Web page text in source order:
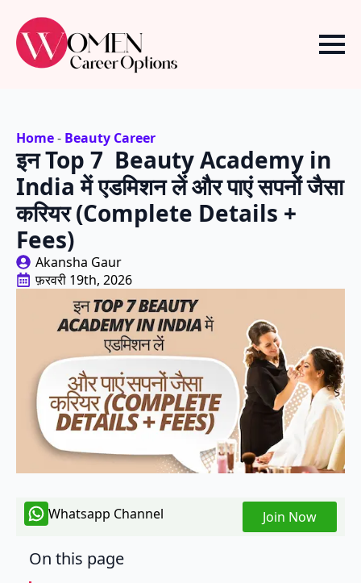
Home- Beauty Career
इन Top 7 Beauty Academy in
India में एडमिशन लें और पाएं सपनों जैसा
करियर (Complete Details +
Fees)
Akansha Gaur
फ़रवरी 19th, 2026
Whatsapp Channel Join Now
On this page